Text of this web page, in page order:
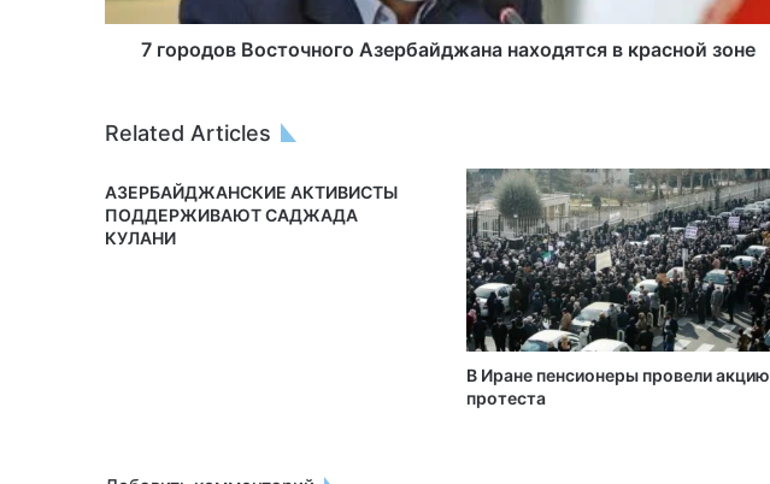
7 городов Восточного Азербайджана находятся в красной зоне
Related Articles
АЗЕРБАЙДЖАНСКИЕ АКТИВИСТЫ
ПОДДЕРЖИВАЮТ САДЖАДА
КУЛАНИ
В Иране пенсионеры провели акцию
протеста